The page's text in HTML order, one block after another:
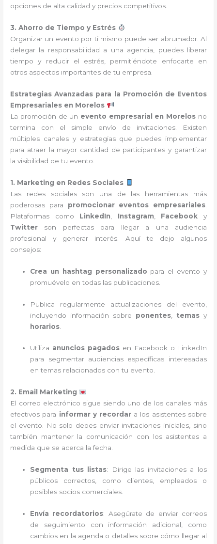
opciones de alta calidad y precios competitivos.
3. Ahorro de Tiempo y Estrés
Organizar un evento por ti mismo puede ser abrumador. Al
delegar la responsabilidad a una agencia, puedes liberar
tiempo y reducir el estrés, permitiéndote enfocarte en
otros aspectos importantes de tu empresa.
Estrategias Avanzadas para la Promoción de Eventos
Empresariales en Morelos
La promoción de un evento empresarial en Morelos no
termina con el simple envío de invitaciones. Existen
múltiples canales y estrategias que puedes implementar
para atraer la mayor cantidad de participantes y garantizar
la visibilidad de tu evento.
1. Marketing en Redes Sociales
Las redes sociales son una de las herramientas más
poderosas para promocionar eventos empresariales.
Plataformas como LinkedIn Instagram Facebook y
Twitter son perfectas para llegar a una audiencia
profesional y generar interés. Aquí te dejo algunos
consejos:
Crea un hashtag personalizado para el evento y
promuévelo en todas las publicaciones.
Publica regularmente actualizaciones del evento,
incluyendo información sobre ponentes temas y
horarios
Utiliza anuncios pagados en Facebook o LinkedIn
para segmentar audiencias específicas interesadas
en temas relacionados con tu evento.
2. Email Marketing
El correo electrónico sigue siendo uno de los canales más
efectivos para informar y recordar a los asistentes sobre
el evento. No solo debes enviar invitaciones iniciales, sino
también mantener la comunicación con los asistentes a
medida que se acerca la fecha.
Segmenta tus listas: Dirige las invitaciones a los
públicos correctos, como clientes, empleados o
posibles socios comerciales.
Envía recordatorios: Asegúrate de enviar correos
de seguimiento con información adicional, como
cambios en la agenda o detalles sobre cómo llegar al